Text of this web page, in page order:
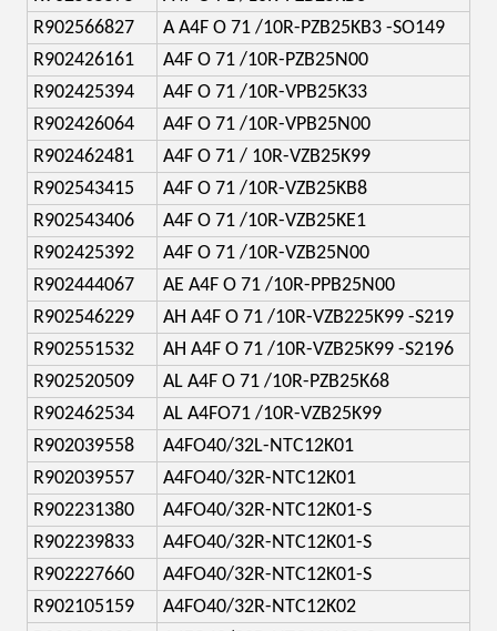
R902566827
A A4F O 71 /10R-PZB25KB3 -SO149
R902426161
A4F O 71 /10R-PZB25N00
R902425394
A4F O 71 /10R-VPB25K33
R902426064
A4F O 71 /10R-VPB25N00
R902462481
A4F O 71 / 10R-VZB25K99
R902543415
A4F O 71 /10R-VZB25KB8
R902543406
A4F O 71 /10R-VZB25KE1
R902425392
A4F O 71 /10R-VZB25N00
R902444067
AE A4F O 71 /10R-PPB25N00
R902546229
AH A4F O 71 /10R-VZB225K99 -S219
R902551532
AH A4F O 71 /10R-VZB25K99 -S2196
R902520509
AL A4F O 71 /10R-PZB25K68
R902462534
AL A4FO71 /10R-VZB25K99
R902039558
A4FO40/32L-NTC12K01
R902039557
A4FO40/32R-NTC12K01
R902231380
A4FO40/32R-NTC12K01-S
R902239833
A4FO40/32R-NTC12K01-S
R902227660
A4FO40/32R-NTC12K01-S
R902105159
A4FO40/32R-NTC12K02